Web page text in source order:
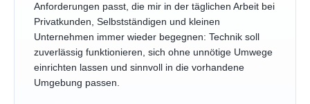
Anforderungen passt, die mir in der täglichen Arbeit bei
Privatkunden, Selbstständigen und kleinen
Unternehmen immer wieder begegnen: Technik soll
zuverlässig funktionieren, sich ohne unnötige Umwege
einrichten lassen und sinnvoll in die vorhandene
Umgebung passen.